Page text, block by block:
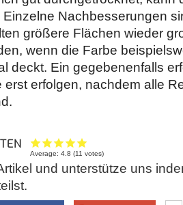
Einzelne Nachbesserungen
größere Flächen wieder
wenn die Farbe
deckt. Ein gegebenenfalls
erst erfolgen, nachdem alle
Average:4.8 (11 votes)
und unterstütze uns